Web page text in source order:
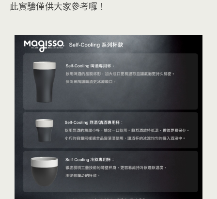
此實驗僅供大家參考囉！